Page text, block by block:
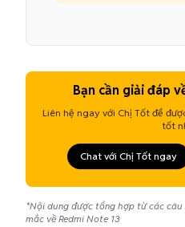
Bạn cần giải đáp
Liên hệ ngay với Chị Tốt để
tốt
Chat với Chị Tốt ngay
*Nội dung được tổng hợp từ các
mắc về Redmi Note 13